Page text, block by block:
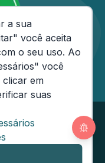
Amazonas
000
Segunda
de Cookies
a sua
você aceita
o seu uso. Ao
você
clicar em
suas